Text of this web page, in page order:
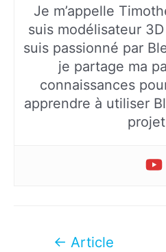
Je m’appelle
suis modélisateur
suis passionné par
je partage ma
connaissances
apprendre à utiliser
Navigation
← Article